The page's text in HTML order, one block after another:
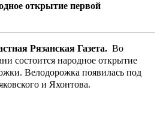
открытие первой
Рязанская Газета. Во
состоится народное открытие
Велодорожка появилась под
и Яхонтова.